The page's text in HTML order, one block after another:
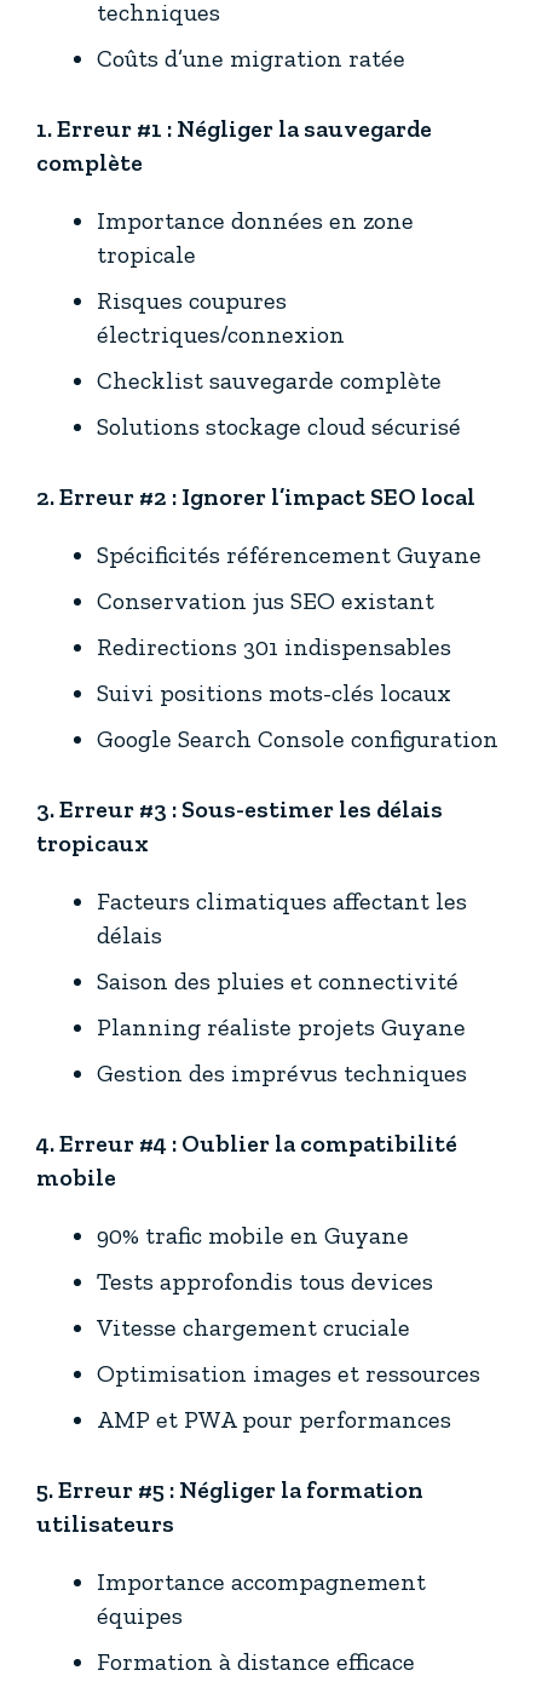
techniques
Coûts d’une migration ratée
1. Erreur #1 : Négliger la sauvegarde
complète
Importance données en zone
tropicale
Risques coupures
électriques/connexion
Checklist sauvegarde complète
Solutions stockage cloud sécurisé
2. Erreur #2 : Ignorer l’impact SEO local
Spécificités référencement Guyane
Conservation jus SEO existant
Redirections 301 indispensables
Suivi positions mots-clés locaux
Google Search Console configuration
3. Erreur #3 : Sous-estimer les délais
tropicaux
Facteurs climatiques affectant les
délais
Saison des pluies et connectivité
Planning réaliste projets Guyane
Gestion des imprévus techniques
4. Erreur #4 : Oublier la compatibilité
mobile
90% trafic mobile en Guyane
Tests approfondis tous devices
Vitesse chargement cruciale
Optimisation images et ressources
AMP et PWA pour performances
5. Erreur #5 : Négliger la formation
utilisateurs
Importance accompagnement
équipes
Formation à distance efficace